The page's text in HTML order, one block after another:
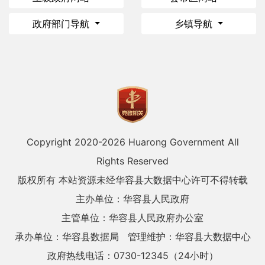
政府部门导航 乡镇导航
Copyright 2020-2026 Huarong Government All
Rights Reserved
版权所有 本站资源未经华容县大数据中心许可不得转载
主办单位：华容县人民政府
主管单位：华容县人民政府办公室
承办单位：华容县数据局
管理维护：华容县大数据中心
政府热线电话：0730-12345（24小时）